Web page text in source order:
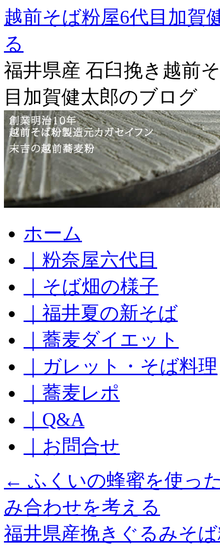
越前そば粉屋6代目加賀
る
福井県産 石臼挽き越前
目加賀健太郎のブログ
ン
ツ
ス
プ
ホーム
｜粉奈屋六代目
｜そば畑の様子
｜福井夏の新そば
｜蕎麦ダイエット
｜ガレット・そば料理
｜蕎麦レポ
｜Q&A
｜お問合せ
← ふくいの蜂蜜を使っ
み合わせを考える
福井県産挽きぐるみそ